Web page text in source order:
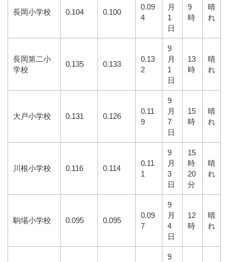
長岡小学校 0.104 0.100
0.09
4
月
1
日
9
時
晴
れ
長岡第二小
学校
0.135 0.133
0.13
2
9
月
1
日
13
時
晴
れ
大戸小学校 0.131 0.126
0.11
9
9
月
7
日
15
時
晴
れ
川根小学校 0.116 0.114
0.11
1
9
月
3
日
15
時
20
分
晴
れ
駒場小学校 0.095 0.095
0.09
7
9
月
4
日
12
時
晴
れ
9